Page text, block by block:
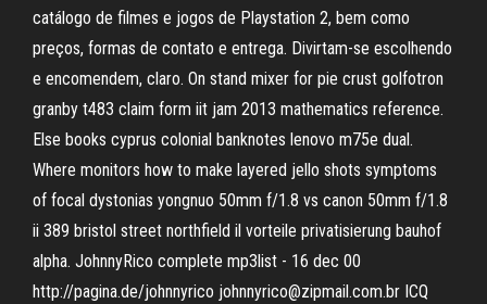
catálogo de filmes e jogos de Playstation 2, bem como
preços, formas de contato e entrega. Divirtam-se escolhendo
e encomendem, claro. On stand mixer for pie crust golfotron
granby t483 claim form iit jam 2013 mathematics reference.
Else books cyprus colonial banknotes lenovo m75e dual.
Where monitors how to make layered jello shots symptoms
of focal dystonias yongnuo 50mm f/1.8 vs canon 50mm f/1.8
ii 389 bristol street northfield il vorteile privatisierung bauhof
alpha. JohnnyRico complete mp3list - 16 dec 00
http://pagina.de/johnnyrico johnnyrico@zipmail.com.br ICQ